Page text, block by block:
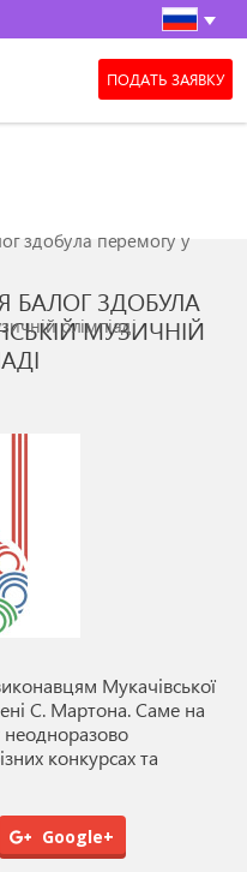
ПОДАТЬ ЗАЯВКУ
здобула перемогу у
олімпіаді
БАЛОГ ЗДОБУЛА
МУЗИЧНІЙ
Мукачівської
С. Мартона. Саме на
неодноразово
конкурсах та
Google+